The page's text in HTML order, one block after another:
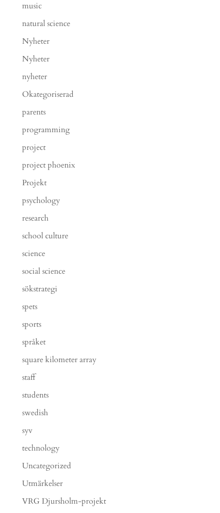
music
natural science
Nyheter
Nyheter
nyheter
Okategoriserad
parents
programming
project
project phoenix
Projekt
psychology
research
school culture
science
social science
sökstrategi
spets
sports
språket
square kilometer array
staff
students
swedish
syv
technology
Uncategorized
Utmärkelser
VRG Djursholm-projekt